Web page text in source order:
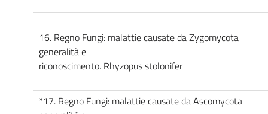
16. Regno Fungi: malattie causate da Zygomycota
generalità e
riconoscimento. Rhyzopus stolonifer
*17. Regno Fungi: malattie causate da Ascomycota